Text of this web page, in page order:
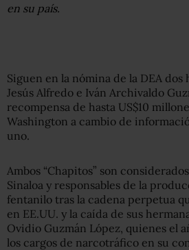
en su país.
Siguen en la nómina de la DEA dos
Jesús Alfredo e Iván Archivaldo
recompensa de hasta US$10
Washington a cambio de
uno.
Ambos “Chapitos” son
Sinaloa y responsables de la
fentanilo tras la cadena perpetua
en EE.UU. y la caída de sus
Ovidio Guzmán López, quienes el
los cargos de narcotráfico en su